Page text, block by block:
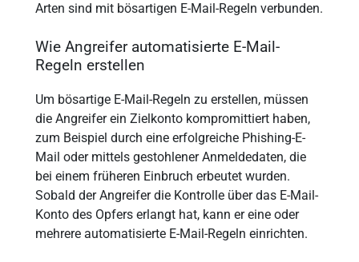
Arten sind mit bösartigen E-Mail-Regeln verbunden.
Wie Angreifer automatisierte E-Mail-
Regeln erstellen
Um bösartige E-Mail-Regeln zu erstellen, müssen
die Angreifer ein Zielkonto kompromittiert haben,
zum Beispiel durch eine erfolgreiche Phishing-E-
Mail oder mittels gestohlener Anmeldedaten, die
bei einem früheren Einbruch erbeutet wurden.
Sobald der Angreifer die Kontrolle über das E-Mail-
Konto des Opfers erlangt hat, kann er eine oder
mehrere automatisierte E-Mail-Regeln einrichten.